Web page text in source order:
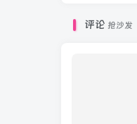
评论 抢沙发